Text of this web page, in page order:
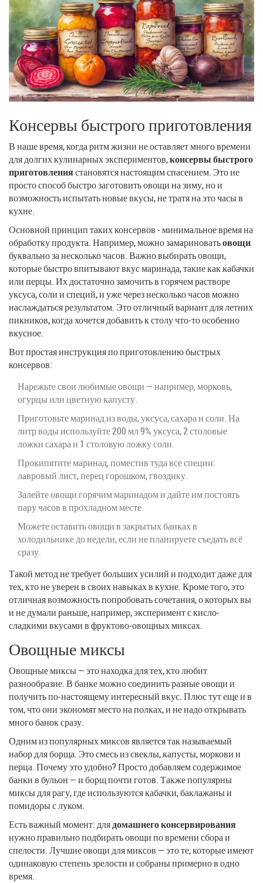
Консервы быстрого приготовления
В наше время, когда ритм жизни не оставляет много времени
для долгих кулинарных экспериментов,консервы быстрого
приготовлениястановятся настоящим спасением. Это не
просто способ быстро заготовить овощи на зиму, но и
возможность испытать новые вкусы, не тратя на это часы в
кухне.
Основной принцип таких консервов - минимальное время на
обработку продукта. Например, можно замариноватьовощи
буквально за несколько часов. Важно выбирать овощи,
которые быстро впитывают вкус маринада, такие как кабачки
или перцы. Их достаточно замочить в горячем растворе
уксуса, соли и специй, и уже через несколько часов можно
наслаждаться результатом. Это отличный вариант для летних
пикников, когда хочется добавить к столу что-то особенно
вкусное.
Вот простая инструкция по приготовлению быстрых
консервов:
Нарежьте свои любимые овощи — например, морковь,
огурцы или цветную капусту.
Приготовьте маринад из воды, уксуса, сахара и соли. На
литр воды используйте 200 мл 9% уксуса, 2 столовые
ложки сахара и 1 столовую ложку соли.
Прокипятите маринад, поместив туда все специи:
лавровый лист, перец горошком, гвоздику.
Залейте овощи горячим маринадом и дайте им постоять
пару часов в прохладном месте.
Можете оставить овощи в закрытых банках в
холодильнике до недели, если не планируете съедать всё
сразу.
Такой метод не требует больших усилий и подходит даже для
тех, кто не уверен в своих навыках в кухне. Кроме того, это
отличная возможность попробовать сочетания, о которых вы
и не думали раньше, например, эксперимент с кисло-
сладкими вкусами в фруктово-овощных миксах.
Овощные миксы
Овощные миксы — это находка для тех, кто любит
разнообразие. В банке можно соединить разные овощи и
получить по-настоящему интересный вкус. Плюс тут еще и в
том, что они экономят место на полках, и не надо открывать
много банок сразу.
Одним из популярных миксов является так называемый
набор для борща. Это смесь из свеклы, капусты, моркови и
перца. Почему это удобно? Просто добавляем содержимое
банки в бульон — и борщ почти готов. Также популярны
миксы для рагу, где используются кабачки, баклажаны и
помидоры с луком.
Есть важный момент: длядомашнего консервирования
нужно правильно подбирать овощи по времени сбора и
спелости. Лучшие овощи для миксов — это те, которые имеют
одинаковую степень зрелости и собраны примерно в одно
время.